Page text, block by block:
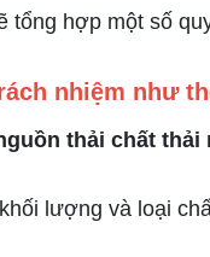
tổng hợp một số
nhiệm như
thải chất
lượng và loại